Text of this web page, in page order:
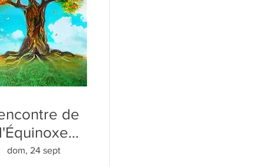
de
l'Équinoxe
d'Automne
dom, 24 sept